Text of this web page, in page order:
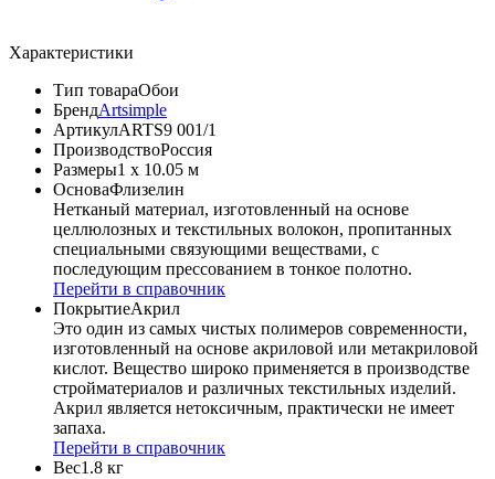
Характеристики
Тип товараОбои
БрендArtsimple
АртикулARTS9 001/1
ПроизводствоРоссия
Размеры1 x 10.05 м
ОсноваФлизелин
Нетканый материал, изготовленный на основе
целлюлозных и текстильных волокон, пропитанных
специальными связующими веществами, с
последующим прессованием в тонкое полотно.
Перейти в справочник
ПокрытиеАкрил
Это один из самых чистых полимеров современности,
изготовленный на основе акриловой или метакриловой
кислот. Вещество широко применяется в производстве
стройматериалов и различных текстильных изделий.
Акрил является нетоксичным, практически не имеет
запаха.
Перейти в справочник
Вес1.8 кг